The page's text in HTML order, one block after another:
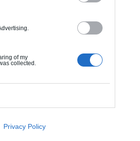
of my
collected.
Privacy Policy
VOUS INTÉRESSER